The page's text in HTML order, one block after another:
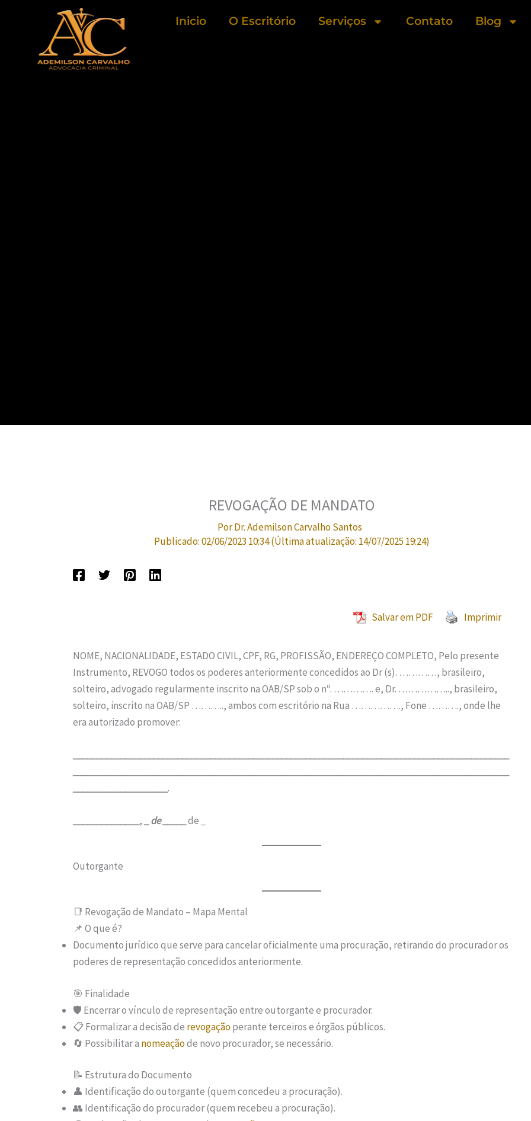
conteúdo
Inicio O Escritório Serviços Contato Blog
REVOGAÇÃO DE MANDATO
PorDr. Ademilson Carvalho Santos
Publicado:02/06/2023 10:34(Última atualização: 14/07/2025 19:24)
Salvar em PDF Imprimir
NOME, NACIONALIDADE, ESTADO CIVIL, CPF, RG, PROFISSÃO, ENDEREÇO COMPLETO, Pelo presente
Instrumento, REVOGO todos os poderes anteriormente concedidos ao Dr (s). …………, brasileiro,
solteiro, advogado regularmente inscrito na OAB/SP sob o nº. …………. e, Dr. …………….., brasileiro,
solteiro, inscrito na OAB/SP ……….., ambos com escritório na Rua ……………., Fone ………., onde lhe
era autorizado promover:
.
, _ de de
Outorgante
📑 Revogação de Mandato – Mapa Mental
📌 O que é?
Documento jurídico que serve para cancelar oficialmente uma procuração, retirando do procurador os
poderes de representação concedidos anteriormente.
🎯 Finalidade
🛡️ Encerrar o vínculo de representação entre outorgante e procurador.
📋 Formalizar a decisão de revogaçãoperante terceiros e órgãos públicos.
🔄 Possibilitar a nomeaçãode novo procurador, se necessário.
📝 Estrutura do Documento
👤 Identificação do outorgante (quem concedeu a procuração).
👥 Identificação do procurador (quem recebeu a procuração).